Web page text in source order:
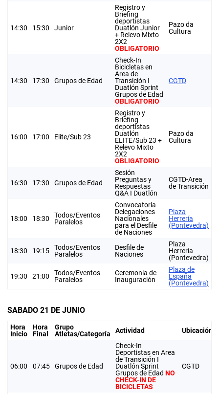
14:30 15:30 Junior
Registro y
Briefing
deportistas
Duatlón Junior
+ Relevo Mixto
2X2
OBLIGATORIO
Pazo da
Cultura
14:30 17:30 Grupos de Edad
Check-In
Bicicletas en
Area de
Transición I
Duatlón Sprint
Grupos de Edad
OBLIGATORIO
CGTD
16:00 17:00 Elite/Sub 23
Registro y
Briefing
deportistas
Duatlón
ELITE/Sub 23 +
Relevo Mixto
2X2
OBLIGATORIO
Pazo da
Cultura
16:30 17:30 Grupos de Edad
Sesión
Preguntas y
Respuestas
Q&A I Duatlón
CGTD-Area
de Transición
18:00 18:30
Todos/Eventos
Paralelos
Convocatoria
Delegaciones
Nacionales
para el Desfile
de Naciones
Plaza
Herrería
(Pontevedra)
18:30 19:15
Todos/Eventos
Paralelos
Desfile de
Naciones
Plaza
Herrería
(Pontevedra)
19:30 21:00
Todos/Eventos
Paralelos
Ceremonia de
Inauguración
Plaza de
España
(Pontevedra)
SABADO 21 DE JUNIO
Hora
Inicio
Hora
Final
Grupo
Atletas/Categoría
Actividad Ubicación
06:00 07:45 Grupos de Edad
Check-In
Deportistas en Area
de Transición I
Duatlón Sprint
Grupos de Edad NO
CHECK-IN DE
BICICLETAS
CGTD